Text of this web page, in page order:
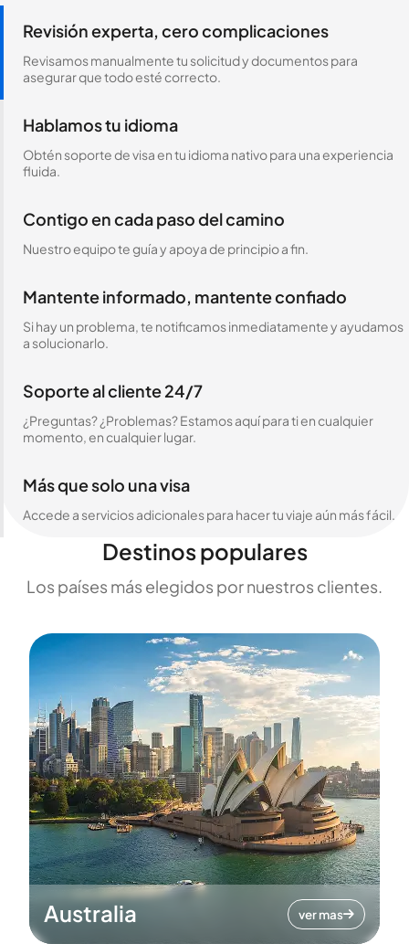
Revisión experta, cero complicaciones
Revisamos manualmente tu solicitud y documentos para
asegurar que todo esté correcto.
Hablamos tu idioma
Obtén soporte de visa en tu idioma nativo para una experiencia
fluida.
Contigo en cada paso del camino
Nuestro equipo te guía y apoya de principio a fin.
Mantente informado, mantente confiado
Si hay un problema, te notificamos inmediatamente y ayudamos
a solucionarlo.
Soporte al cliente 24/7
¿Preguntas? ¿Problemas? Estamos aquí para ti en cualquier
momento, en cualquier lugar.
Más que solo una visa
Accede a servicios adicionales para hacer tu viaje aún más fácil.
Destinos populares
Los países más elegidos por nuestros clientes.
Australia ver mas